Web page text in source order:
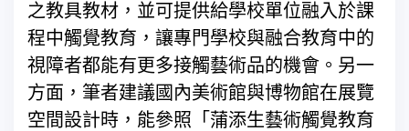
之教具教材，並可提供給學校單位融入於課
程中觸覺教育，讓專門學校與融合教育中的
視障者都能有更多接觸藝術品的機會。另一
方面，筆者建議國內美術館與博物館在展覽
空間設計時，能參照「蒲添生藝術觸覺教育